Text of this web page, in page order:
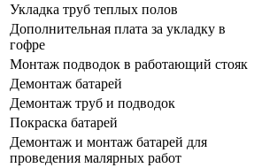
Укладка труб теплых полов
Дополнительная плата за укладку в
гофре
Монтаж подводок в работающий стояк
Демонтаж батарей
Демонтаж труб и подводок
Покраска батарей
Демонтаж и монтаж батарей для
проведения малярных работ